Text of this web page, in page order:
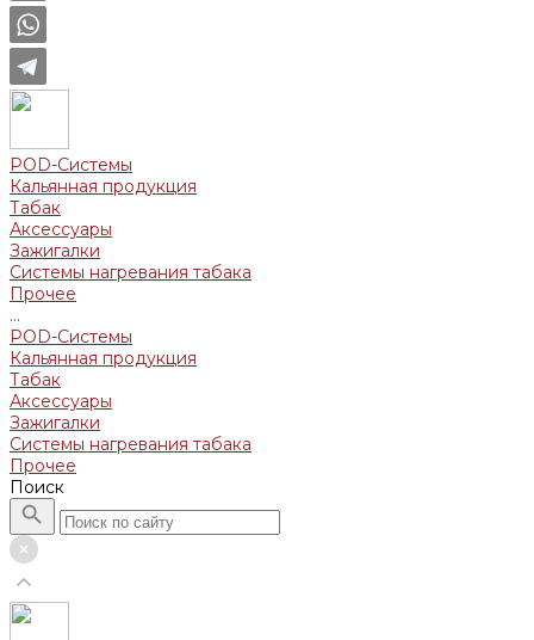
POD-Системы
Кальянная продукция
Табак
Аксессуары
Зажигалки
Системы нагревания табака
Прочее
...
POD-Системы
Кальянная продукция
Табак
Аксессуары
Зажигалки
Системы нагревания табака
Прочее
Поиск